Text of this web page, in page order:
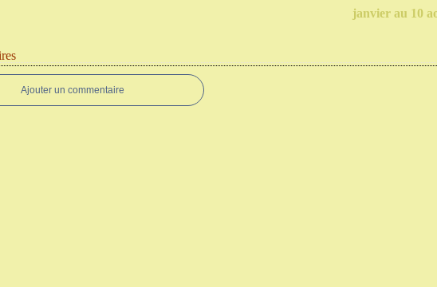
janvier au 10
Ajouter un commentaire